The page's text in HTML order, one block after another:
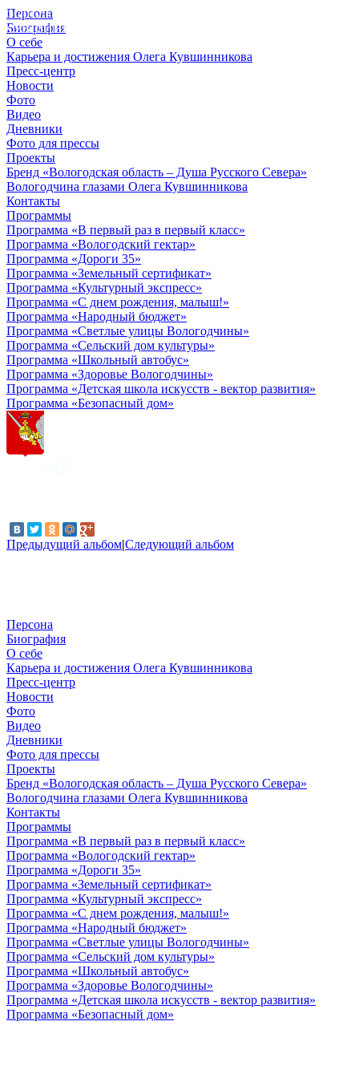
Персона
Биография
О себе
Карьера и достижения Олега Кувшинникова
Пресс-центр
Новости
Фото
Видео
Дневники
Фото для прессы
Проекты
Бренд «Вологодская область – Душа Русского Севера»
Вологодчина глазами Олега Кувшинникова
Контакты
Программы
Программа «В первый раз в первый класс»
Программа «Вологодский гектар»
Программа «Дороги 35»
Программа «Земельный сертификат»
Программа «Культурный экспресс»
Программа «С днем рождения, малыш!»
Программа «Народный бюджет»
Программа «Светлые улицы Вологодчины»
Программа «Сельский дом культуры»
Программа «Школьный автобус»
Программа «Здоровье Вологодчины»
Программа «Детская школа искусств - вектор развития»
Программа «Безопасный дом»
Предыдущий альбом|Следующий альбом
© 2012 - 2023,
КУВШИННИКОВ О.А.
Персона
Биография
О себе
Карьера и достижения Олега Кувшинникова
Пресс-центр
Новости
Фото
Видео
Дневники
Фото для прессы
Проекты
Бренд «Вологодская область – Душа Русского Севера»
Вологодчина глазами Олега Кувшинникова
Контакты
Программы
Программа «В первый раз в первый класс»
Программа «Вологодский гектар»
Программа «Дороги 35»
Программа «Земельный сертификат»
Программа «Культурный экспресс»
Программа «С днем рождения, малыш!»
Программа «Народный бюджет»
Программа «Светлые улицы Вологодчины»
Программа «Сельский дом культуры»
Программа «Школьный автобус»
Программа «Здоровье Вологодчины»
Программа «Детская школа искусств - вектор развития»
Программа «Безопасный дом»